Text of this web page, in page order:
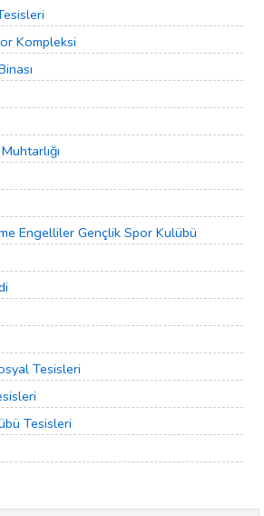
Kompleksi
Engelliler Gençlik Spor Kulübü
Tesisleri
Tesisleri